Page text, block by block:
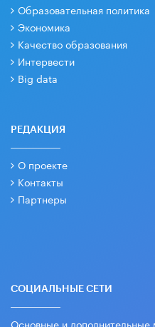
Образовательная политика
Экономика
Качество образования
Интервести
Big data
РЕДАКЦИЯ
О проекте
Контакты
Партнеры
СОЦИАЛЬНЫЕ СЕТИ
Основные и